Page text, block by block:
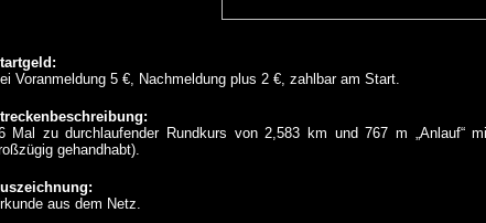
Voranmeldung 5 €, Nachmeldung plus 2 €, zahlbar am Start.
Mal zu durchlaufender Rundkurs von 2,583 km und 767 m „Anlauf“
gehandhabt).
aus dem Netz.